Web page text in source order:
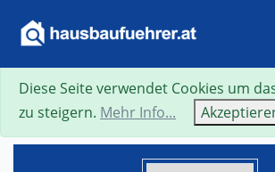
Suche Neue Suche Zurück
Diese Seite verwendet Cookies um
zu steigern. Mehr Info...